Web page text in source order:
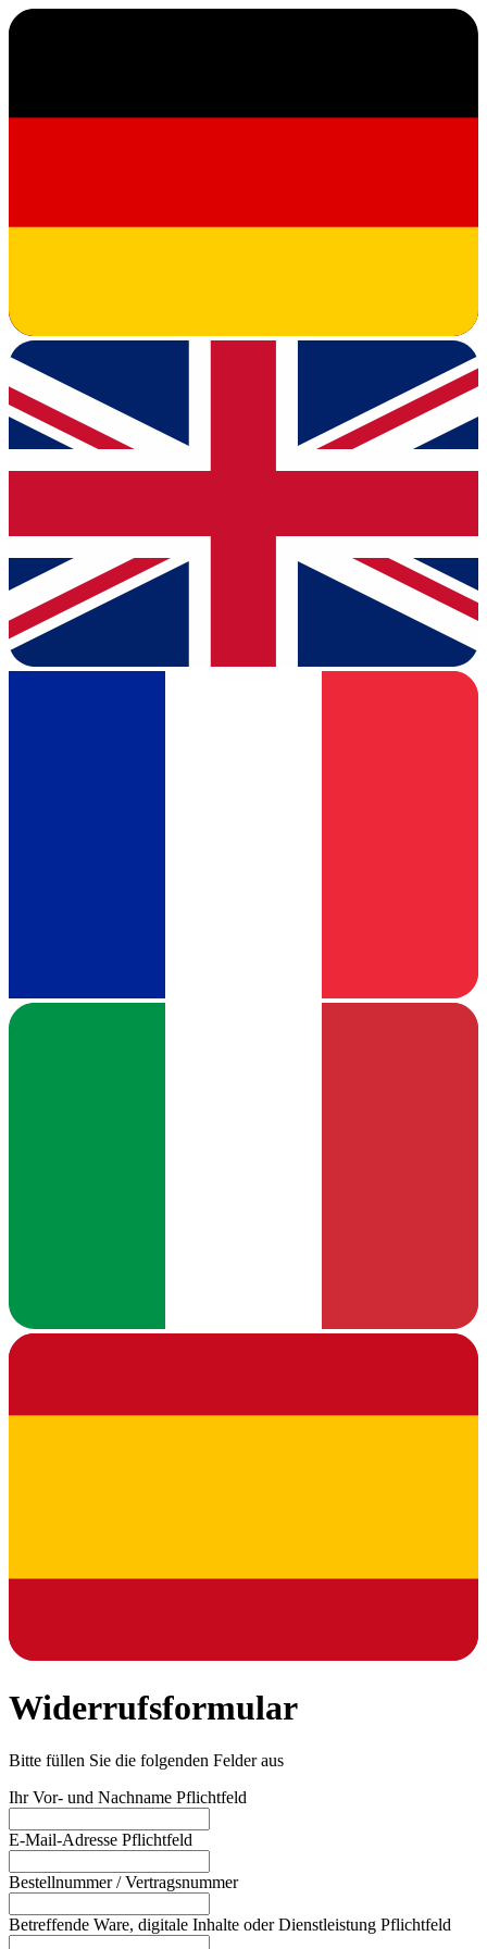
Widerrufsformular
Bitte füllen Sie die folgenden Felder aus
Ihr Vor- und Nachname Pflichtfeld
E-Mail-Adresse Pflichtfeld
Bestellnummer / Vertragsnummer
Betreffende Ware, digitale Inhalte oder Dienstleistung Pflichtfeld